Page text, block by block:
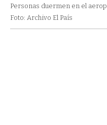
Personas duermen en el
Foto: Archivo El País